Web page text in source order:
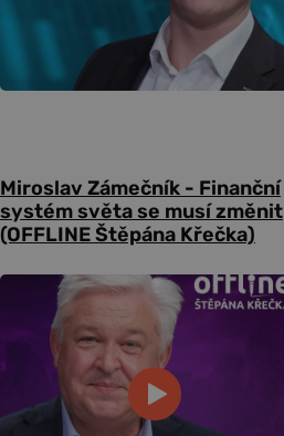
Miroslav Zámečník - Finanční
systém světa se musí změnit
(OFFLINE Štěpána Křečka)